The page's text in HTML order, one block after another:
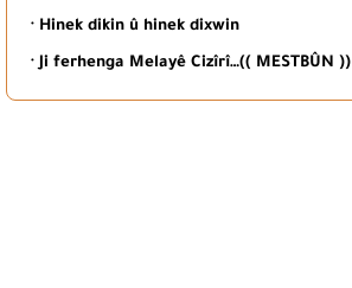
· Hinek dikin û hinek dixwin
· Ji ferhenga Melayê Cizîrî…(( MESTBÛN ))